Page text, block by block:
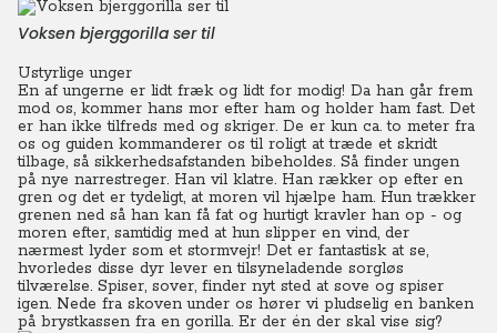
Voksen bjerggorilla ser til
Ustyrlige unger
En af ungerne er lidt fræk og lidt for modig! Da han går frem
mod os, kommer hans mor efter ham og holder ham fast. Det
er han ikke tilfreds med og skriger. De er kun ca. to meter fra
os og guiden kommanderer os til roligt at træde et skridt
tilbage, så sikkerhedsafstanden bibeholdes. Så finder ungen
på nye narrestreger. Han vil klatre. Han rækker op efter en
gren og det er tydeligt, at moren vil hjælpe ham. Hun trækker
grenen ned så han kan få fat og hurtigt kravler han op - og
moren efter, samtidig med at hun slipper en vind, der
nærmest lyder som et stormvejr! Det er fantastisk at se,
hvorledes disse dyr lever en tilsyneladende sorgløs
tilværelse. Spiser, sover, finder nyt sted at sove og spiser
igen. Nede fra skoven under os hører vi pludselig en banken
på brystkassen fra en gorilla. Er der én der skal vise sig?